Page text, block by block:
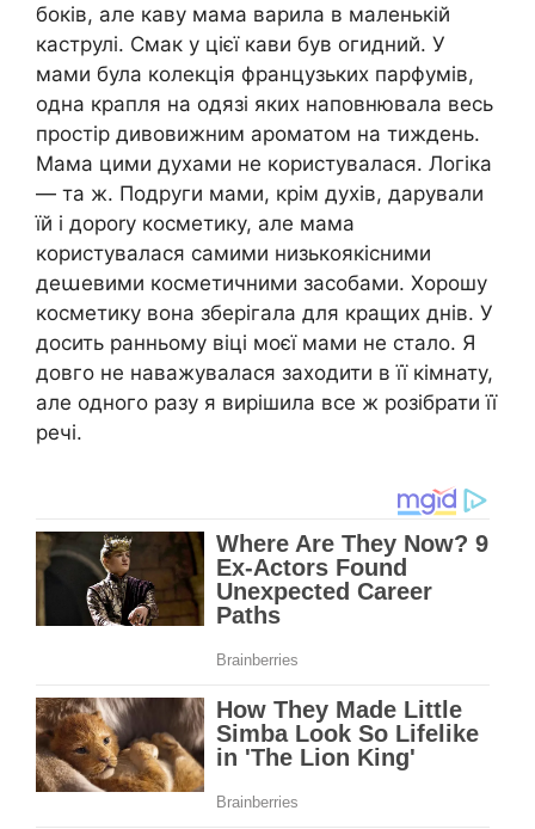
боків, але каву мама варила в маленькій
каструлі. Смак у цієї кави був огидний. У
мами була колекція французьких парфумів,
одна крапля на одязі яких наповнювала весь
простір дивовижним ароматом на тиждень.
Мама цими духами не користувалася. Логіка
— та ж. Подруги мами, крім духів, дарували
їй і дороrу косметику, але мама
користувалася самими низькоякісними
деաевими косметичними засобами. Хорошу
косметику вона зберігала для кращих днів. У
досить ранньому віці моєї мами не стало. Я
довго не наважувалася заходити в її кімнату,
але одного разу я вирішила все ж розібрати її
речі.